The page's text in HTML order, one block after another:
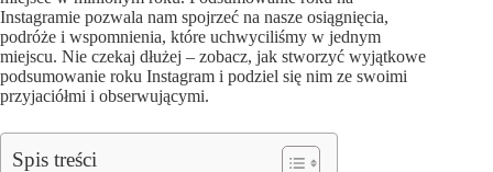
Instagramie pozwala nam spojrzeć na nasze osiągnięcia,
podróże i wspomnienia, które uchwyciliśmy w jednym
miejscu. Nie czekaj dłużej – zobacz, jak stworzyć wyjątkowe
podsumowanie roku Instagram i podziel się nim ze swoimi
przyjaciółmi i obserwującymi.
Spis treści